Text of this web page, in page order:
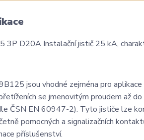
3P D20A Instalační jistič 25 kA,
jsou vhodné zejména pro
se jmenovitým proudem až
ČSN EN 60947-2). Tyto jističe lze
pomocných a signalizačních
příslušenství.